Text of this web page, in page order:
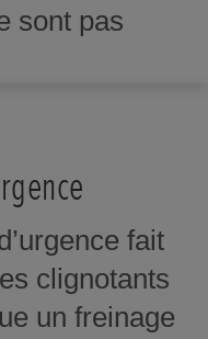
sont pas
entre eux.
de changer
de manière
fait
clignotants
un freinage